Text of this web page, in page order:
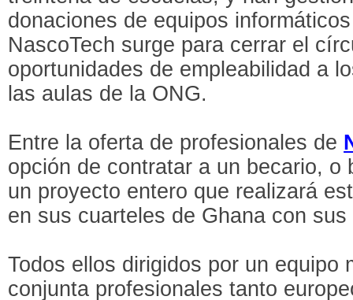
donaciones de equipos
NascoTech surge para cerrar el
oportunidades de empleabilidad a
las aulas de la ONG.
Entre la oferta de profesionales de
opción de contratar a un becario, o
un proyecto entero que realizará
en sus cuarteles de Ghana con
Todos ellos dirigidos por un equipo
conjunta profesionales tanto